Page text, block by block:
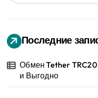
Последние
Обмен Tether
и Выгодно